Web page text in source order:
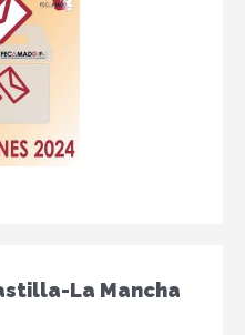
La Mancha